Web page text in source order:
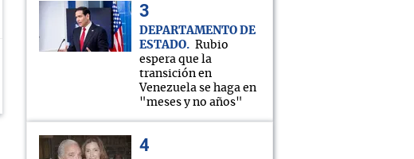
DEPARTAMENTO DE
ESTADO
Rubio
espera que la
transición en
Venezuela se haga en
"meses y no años"